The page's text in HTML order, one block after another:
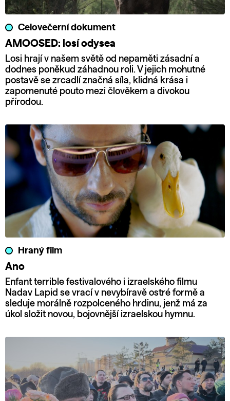
Celovečerní dokument
AMOOSED: losí odysea
Losi hrají v našem světě od nepaměti zásadní a
dodnes poněkud záhadnou roli. V jejich mohutné
postavě se zrcadlí značná síla, klidná krása i
zapomenuté pouto mezi člověkem a divokou
přírodou.
Hraný film
Ano
Enfant terrible festivalového i izraelského filmu
Nadav Lapid se vrací v nevybíravě ostré formě a
sleduje morálně rozpolceného hrdinu, jenž má za
úkol složit novou, bojovnější izraelskou hymnu.